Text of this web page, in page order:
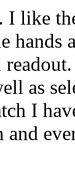
I like
as
I